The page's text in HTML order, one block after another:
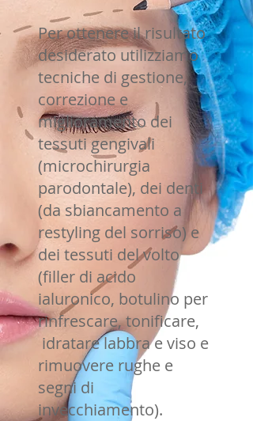
Per ottenere il risultato
desiderato utilizziamo
tecniche di gestione,
correzione e
miglioramento dei
tessuti gengivali
(microchirurgia
parodontale), dei denti
(da sbiancamento a
restyling del sorriso) e
dei tessuti del volto
(filler di acido
ialuronico, botulino per
rinfrescare, tonificare,
idratare labbra e viso e
rimuovere rughe e
segni di
invecchiamento).